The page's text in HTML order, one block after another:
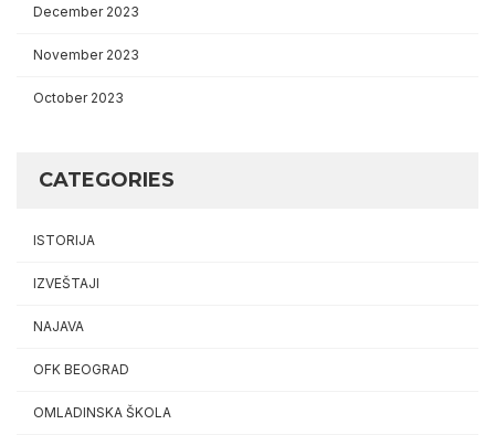
December 2023
November 2023
October 2023
CATEGORIES
ISTORIJA
IZVEŠTAJI
NAJAVA
OFK BEOGRAD
OMLADINSKA ŠKOLA